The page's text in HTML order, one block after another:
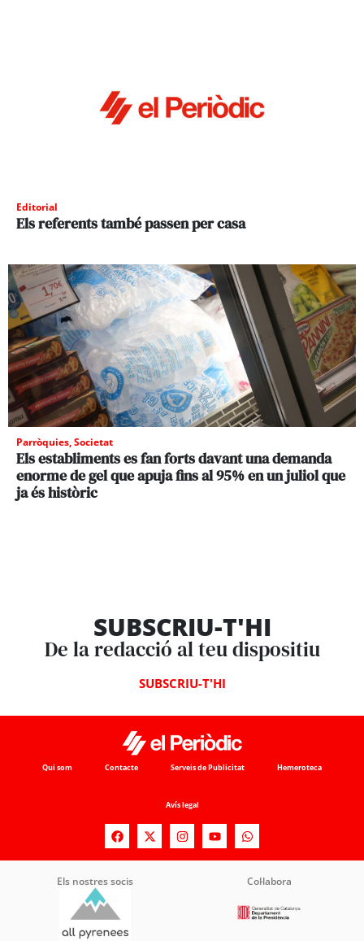
Editorial
Els referents també passen per casa
Parròquies,Societat
Els establiments es fan forts davant una demanda
enorme de gel que apuja fins al 95% en un juliol que
ja és històric
SUBSCRIU-T'HI
De la redacció al teu dispositiu
SUBSCRIU-T'HI
Qui som Contacte Serveis de Publicitat Hemeroteca
Avís legal
Els nostres socis Col·labora